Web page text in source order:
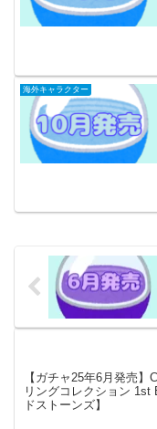
海外キャラクター
【ガチャ25年6月発売】
リングコレクション 1st
ドストーンズ】